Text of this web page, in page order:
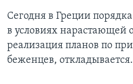
Сегодня в Греции
в условиях нарастающей
реализация планов по
беженцев, откладывается.